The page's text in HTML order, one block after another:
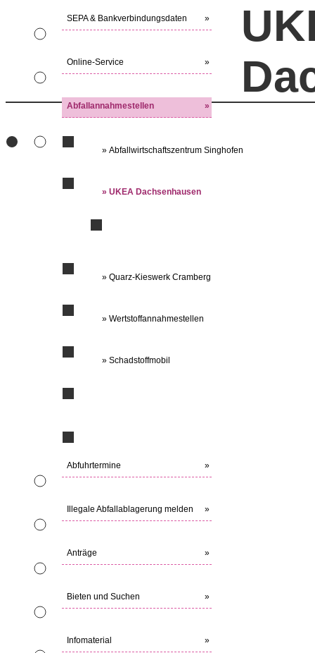
SEPA & Bankverbindungsdaten »
Online-Service »
Abfallannahmestellen »
» Abfallwirtschaftszentrum Singhofen
» UKEA Dachsenhausen
» Quarz-Kieswerk Cramberg
» Wertstoffannahmestellen
» Schadstoffmobil
Abfuhrtermine »
Illegale Abfallablagerung melden »
Anträge »
Bieten und Suchen »
Infomaterial »